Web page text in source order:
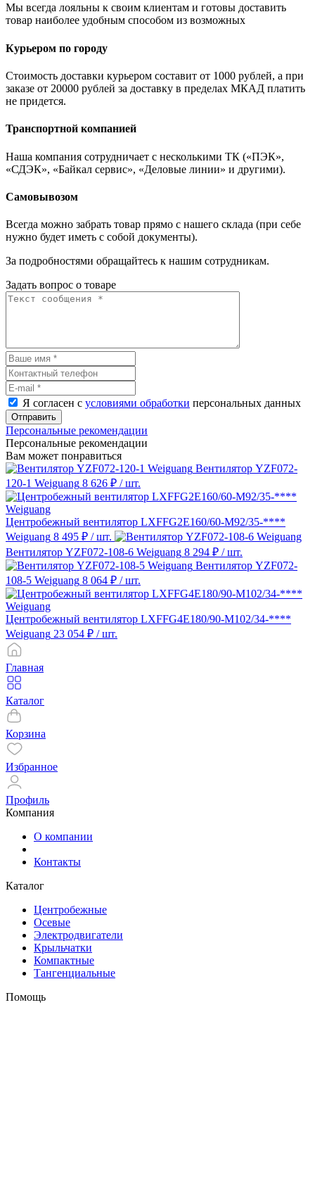
Мы всегда лояльны к своим клиентам и готовы доставить
товар наиболее удобным способом из возможных
Курьером по городу
Стоимость доставки курьером составит от 1000 рублей, а при
заказе от 20000 рублей за доставку в пределах МКАД платить
не придется.
Транспортной компанией
Наша компания сотрудничает с несколькими ТК («ПЭК»,
«СДЭК», «Байкал сервис», «Деловые линии» и другими).
Самовывозом
Всегда можно забрать товар прямо с нашего склада (при себе
нужно будет иметь с собой документы).
За подробностями обращайтесь к нашим сотрудникам.
Задать вопрос о товаре
Я согласен с условиями обработки персональных данных
Отправить
Персональные рекомендации
Персональные рекомендации
Вам может понравиться
Вентилятор YZF072-
120-1 Weiguang 8 626 ₽ / шт.
Центробежный вентилятор LXFFG2E160/60-M92/35-****
Weiguang 8 495 ₽ / шт.
Вентилятор YZF072-108-6 Weiguang 8 294 ₽ / шт.
Вентилятор YZF072-
108-5 Weiguang 8 064 ₽ / шт.
Центробежный вентилятор LXFFG4E180/90-M102/34-****
Weiguang 23 054 ₽ / шт.
Главная
Каталог
Корзина
Избранное
Профиль
Компания
О компании
Контакты
Каталог
Центробежные
Осевые
Электродвигатели
Крыльчатки
Компактные
Тангенциальные
Помощь